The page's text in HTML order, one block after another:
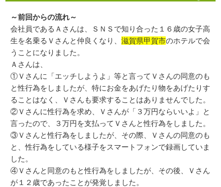
～前回からの流れ～
会社員であるＡさんは、ＳＮＳで知り合った１６歳の女子高
生を名乗るＶさんと仲良くなり、滋賀県甲賀市のホテルで会
うことになりました。
Ａさんは、
①Ｖさんに「エッチしようよ」等と言ってＶさんの同意のも
と性行為をしましたが、特にお金をあげたり物をあげたりす
ることはなく、Ｖさんも要求することはありませんでした。
②Ｖさんに性行為を求め、Ｖさんが「３万円ならいいよ」と
言ったので、３万円を支払ってＶさんと性行為をしました。
③Ｖさんと性行為をしましたが、その際、Ｖさんの同意のも
と、性行為をしている様子をスマートフォンで録画していま
した。
④Ｖさんと同意のもと性行為をしましたが、その後、Ｖさん
が１２歳であったことが発覚しました。